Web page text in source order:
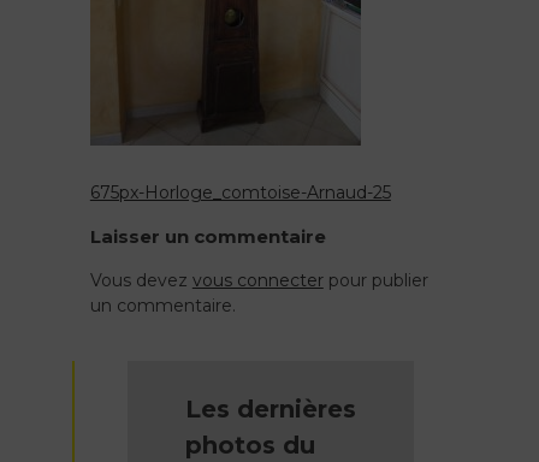
Navigation
de
l’article
675px-Horloge_comtoise-Arnaud-25
Laisser un commentaire
Vous devez vous connecterpour publier
un commentaire.
Les dernières
photos du